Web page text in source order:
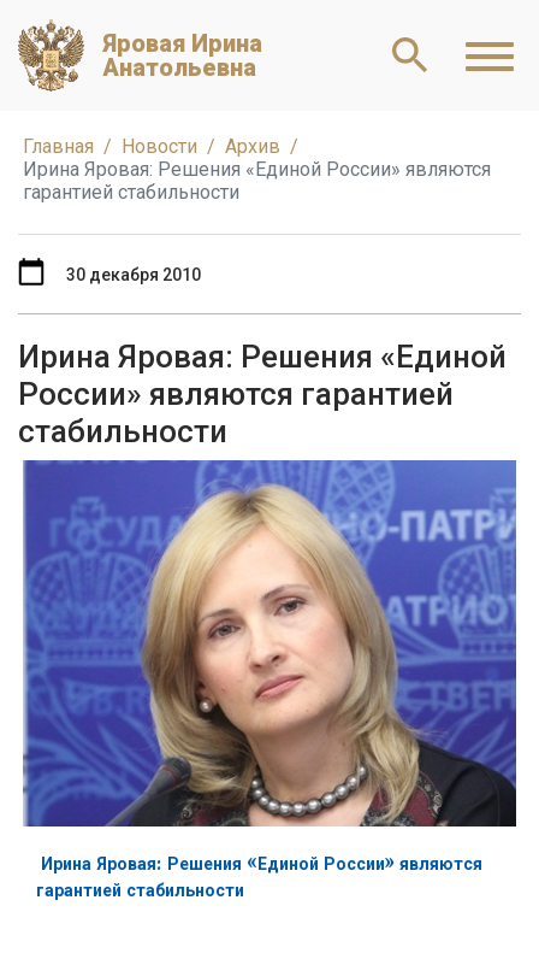
Яровая Ирина
Анатольевна
Главная Новости
Архив
Ирина Яровая: Решения «Единой России» являются
гарантией стабильности
Ирина Яровая: Решения «Единой
России» являются гарантией
стабильности
30 декабря 2010
Ирина Яровая: Решения «Единой России» являются
гарантией стабильности